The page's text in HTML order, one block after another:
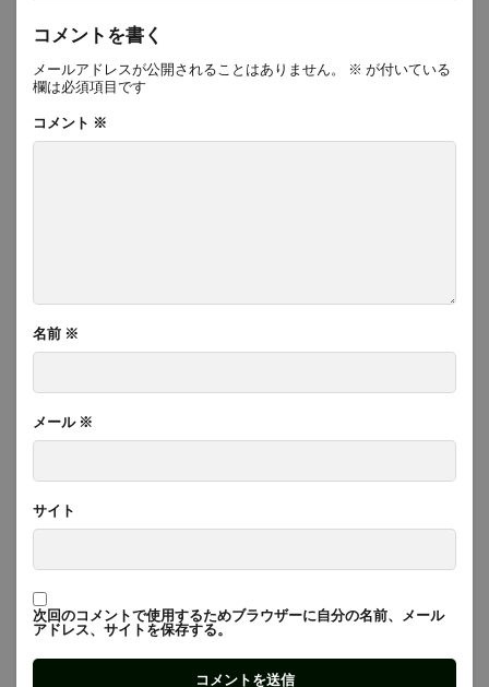
コメントを書く
メールアドレスが公開されることはありません。 ※ が付いている
欄は必須項目です
コメント ※
名前 ※
メール ※
サイト
次回のコメントで使用するためブラウザーに自分の名前、メール
アドレス、サイトを保存する。